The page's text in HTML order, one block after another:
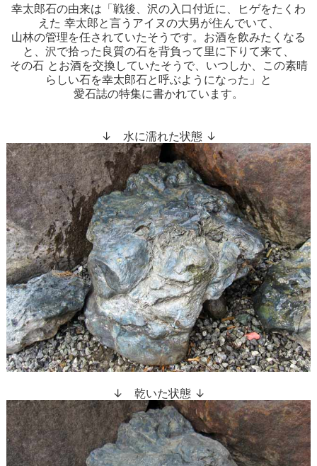
幸太郎石の由来は「戦後、沢の入口付近に、ヒゲをたくわ
えた 幸太郎と言うアイヌの大男が住んでいて、
山林の管理を任されていたそうです。お酒を飲みたくなる
と、沢で拾った良質の石を背負って里に下りて来て、
その石 とお酒を交換していたそうで、いつしか、この素晴
らしい石を幸太郎石と呼ぶようになった」と
愛石誌の特集に書かれています。
↓ 水に濡れた状態 ↓
↓ 乾いた状態 ↓